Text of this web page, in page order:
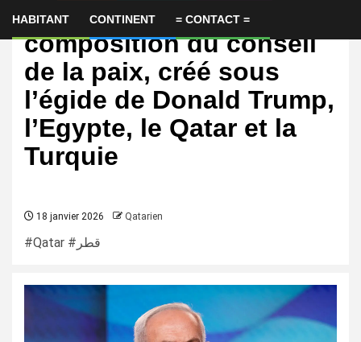
HABITANT CONTINENT = CONTACT =
Gaza : Israël rejette la
composition du conseil
de la paix, créé sous
l’égide de Donald Trump,
l’Egypte, le Qatar et la
Turquie
18 janvier 2026 Qatarien
#Qatar #قطر